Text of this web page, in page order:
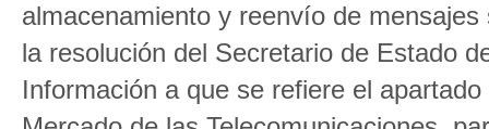
almacenamiento y reenvío de
la resolución del Secretario de Estado
Información a que se refiere el